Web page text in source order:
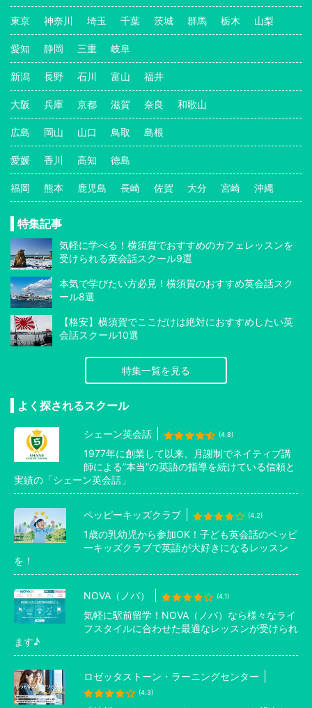
東京 神奈川 埼玉 千葉 茨城 群馬 栃木 山梨
愛知 静岡 三重 岐阜
新潟 長野 石川 富山 福井
大阪 兵庫 京都 滋賀 奈良 和歌山
広島 岡山 山口 鳥取 島根
愛媛 香川 高知 徳島
福岡 熊本 鹿児島 長崎 佐賀 大分 宮崎 沖縄
特集記事
気軽に学べる！横須賀でおすすめのカフェレッスンを
受けられる英会話スクール9選
本気で学びたい方必見！横須賀のおすすめ英会話スク
ール8選
【格安】横須賀でここだけは絶対におすすめしたい英
会話スクール10選
特集一覧を見る
よく探されるスクール
シェーン英会話 (4.8)
1977年に創業して以来、月謝制でネイティブ講
師による”本当”の英語の指導を続けている信頼と
実績の「シェーン英会話」
ペッピーキッズクラブ (4.2)
1歳の乳幼児から参加OK！子ども英会話のペッピ
ーキッズクラブで英語が大好きになるレッスン
を！
NOVA（ノバ） (4.1)
気軽に駅前留学！NOVA（ノバ）なら様々なライ
フスタイルに合わせた最適なレッスンが受けられ
ます♪
ロゼッタストーン・ラーニングセンター
(4.3)